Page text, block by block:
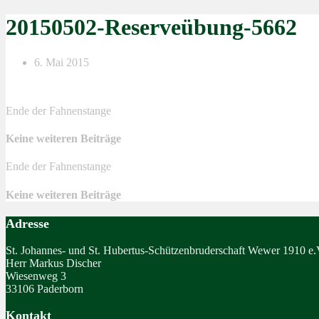
20150502-Reserveübung-5662
6. Mai 2015
Ende der Fahnenstange
Keine weiteren Beiträge
Ende der Fahnenstange
Keine weiteren Beiträge
Adresse
St. Johannes- und St. Hubertus-Schützenbruderschaft Wewer 1910
Herr Markus Discher
Wiesenweg 3
33106 Paderborn
Kontakt